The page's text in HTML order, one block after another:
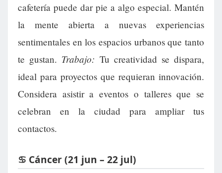
cafetería puede dar pie a algo especial. Mantén
la mente abierta a nuevas experiencias
sentimentales en los espacios urbanos que tanto
te gustan. Trabajo: Tu creatividad se dispara,
ideal para proyectos que requieran innovación.
Considera asistir a eventos o talleres que se
celebran en la ciudad para ampliar tus
contactos.
♋ Cáncer (21 jun – 22 jul)